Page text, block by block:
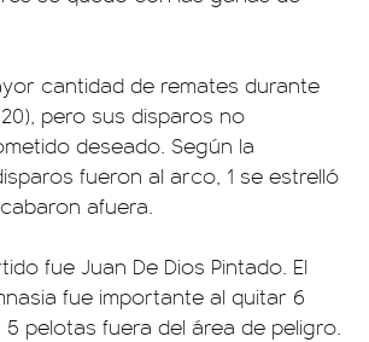
cantidad de remates durante
pero sus disparos no
deseado. Según la
fueron al arco, 1 se estrelló
afuera.
fue Juan De Dios Pintado. El
fue importante al quitar 6
pelotas fuera del área de peligro.